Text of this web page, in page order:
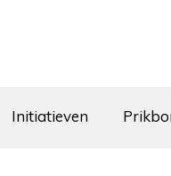
Initiatieven